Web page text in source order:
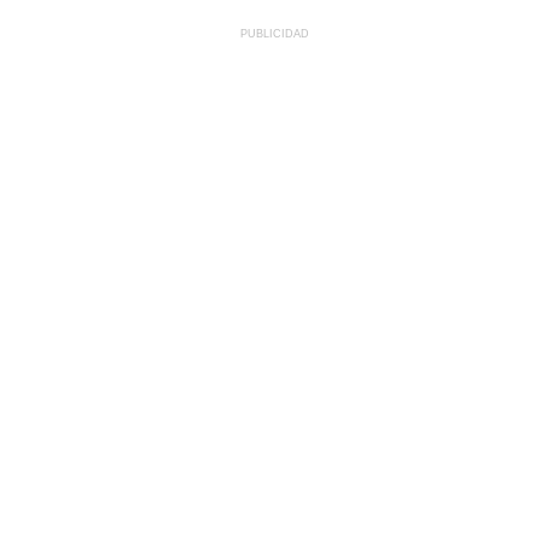
PUBLICIDAD